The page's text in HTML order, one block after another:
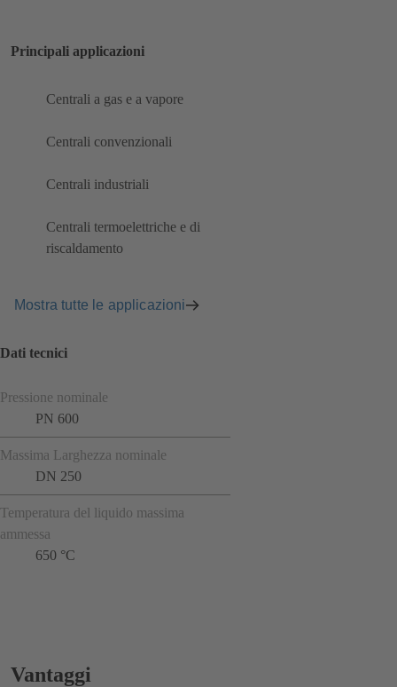
Principali applicazioni
Centrali a gas e a vapore
Centrali convenzionali
Centrali industriali
Centrali termoelettriche e di
riscaldamento
Mostra tutte le applicazioni
Dati tecnici
Pressione nominale
PN 600
Massima Larghezza nominale
DN 250
Temperatura del liquido massima
ammessa
650 °C
Vantaggi